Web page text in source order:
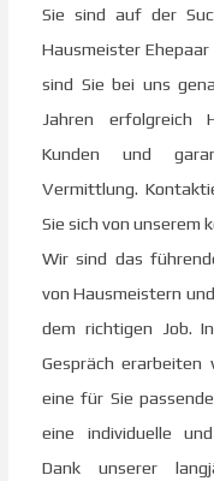
Sie sind auf der
Hausmeister
sind Sie bei uns
Jahren erfolgreich
Kunden und
Vermittlung.
Sie sich von unserem
Wir sind das
von Hausmeistern
dem richtigen Job.
Gespräch erarbeiten
eine für Sie
eine individuelle
Dank unserer